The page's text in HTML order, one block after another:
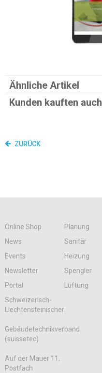
Ähnliche Artikel
Kunden kauften auch
ZURÜCK
Online Shop
Planung
News
Sanitär
Events
Heizung
Newsletter
Spengler
Portal
Lüftung
Schweizerisch-
Liechtensteinischer
Gebäudetechnikverband
(suissetec)
Auf der Mauer 11,
Postfach